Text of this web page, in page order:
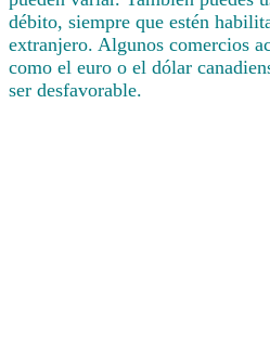
débito, siempre que estén
extranjero. Algunos comercios
como el euro o el dólar
ser desfavorable.